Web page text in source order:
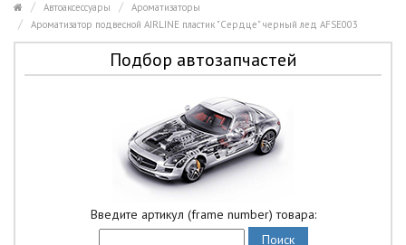
Автоаксессуары
Ароматизаторы
Ароматизатор подвесной AIRLINE пластик "Сердце" черный лед AFSE003
Подбор автозапчастей
Введите артикул (frame number) товара: